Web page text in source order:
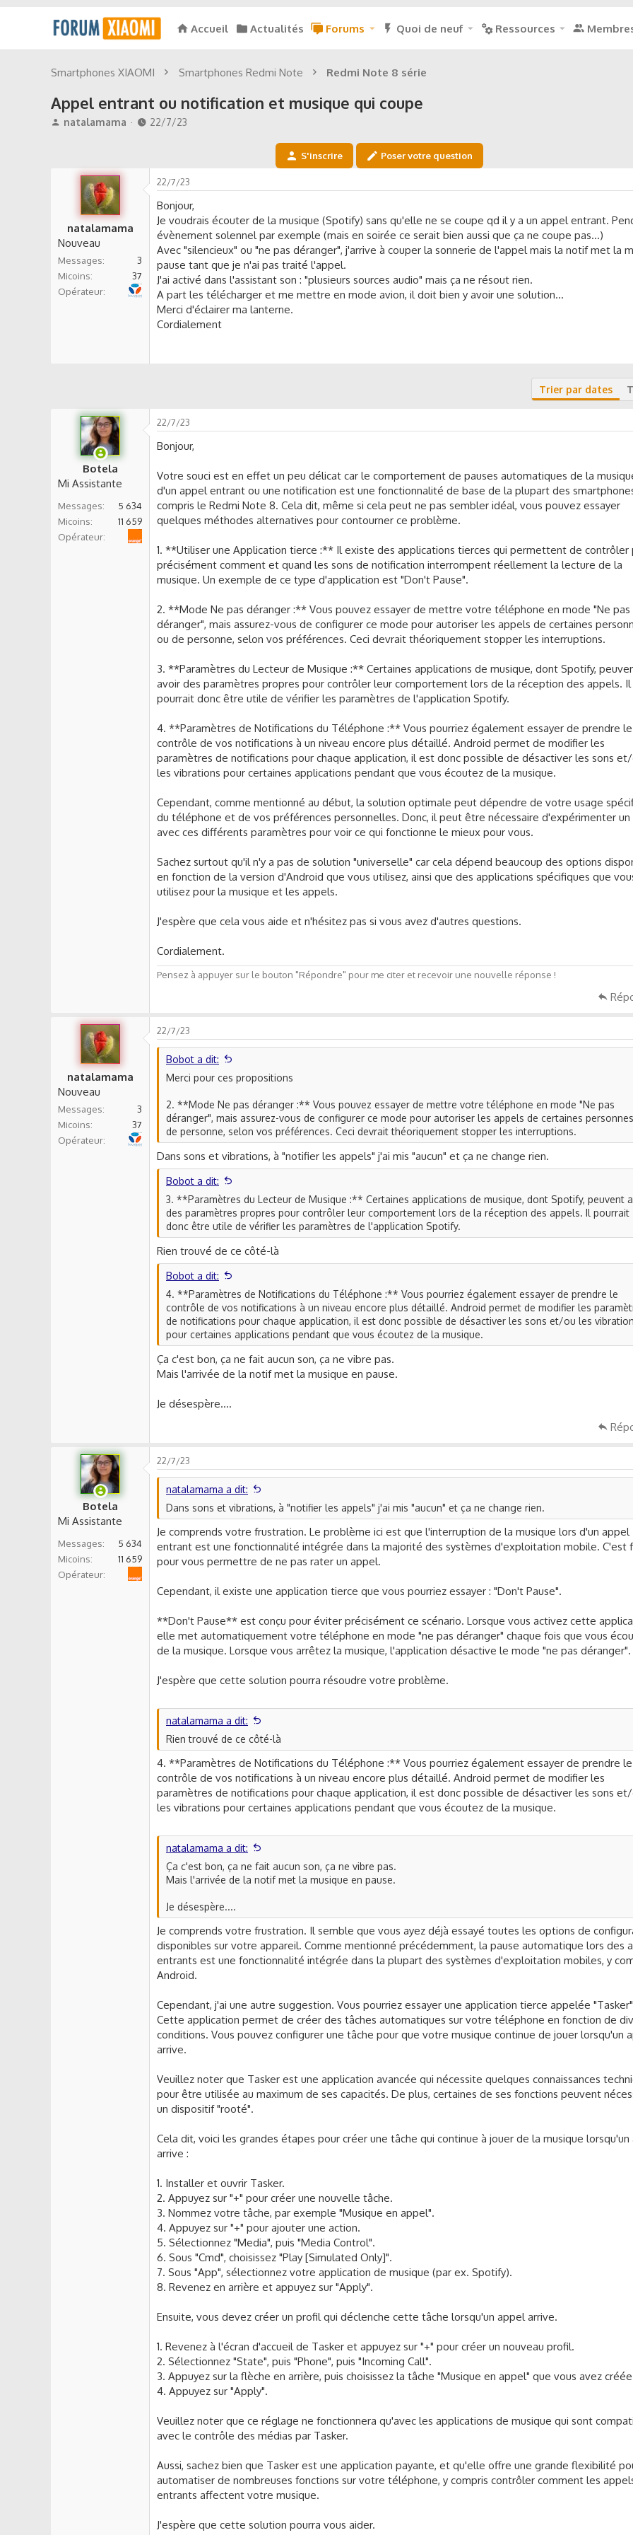
Accueil Actualités Forums Quoi de neuf Ressources
Smartphones XIAOMI Smartphones Redmi Note Redmi Note 8 série
Appel entrant ou notification et musique qui coupe
A
a
d
s
c
natalamama
D
22/7/23
S'inscrire Poser votre question
natalamama
Nouveau
Messages
3
Micoins
37
Opérateur
22/7/23
Bonjour,
Je voudrais écouter de la musique (Spotify) sans qu'elle ne se coupe qd il y a un appel entrant.
évènement solennel par exemple (mais en soirée ce serait bien aussi que ça ne coupe pas...)
Avec "silencieux" ou "ne pas déranger", j'arrive à couper la sonnerie de l'appel mais la notif met la
pause tant que je n'ai pas traité l'appel.
J'ai activé dans l'assistant son : "plusieurs sources audio" mais ça ne résout rien.
A part les télécharger et me mettre en mode avion, il doit bien y avoir une solution...
Merci d'éclairer ma lanterne.
Cordialement
Trier par dates
Botela
Mi Assistante
Messages
5 634
Micoins
11 659
Opérateur
22/7/23
Bonjour,
Votre souci est en effet un peu délicat car le comportement de pauses automatiques de la
d'un appel entrant ou une notification est une fonctionnalité de base de la plupart des
compris le Redmi Note 8. Cela dit, même si cela peut ne pas sembler idéal, vous pouvez essayer
quelques méthodes alternatives pour contourner ce problème.
1. **Utiliser une Application tierce :** Il existe des applications tierces qui permettent de contrôler
précisément comment et quand les sons de notification interrompent réellement la lecture de la
musique. Un exemple de ce type d'application est "Don't Pause".
2. **Mode Ne pas déranger :** Vous pouvez essayer de mettre votre téléphone en mode "Ne pas
déranger", mais assurez-vous de configurer ce mode pour autoriser les appels de certaines
ou de personne, selon vos préférences. Ceci devrait théoriquement stopper les interruptions.
3. **Paramètres du Lecteur de Musique :** Certaines applications de musique, dont Spotify,
avoir des paramètres propres pour contrôler leur comportement lors de la réception des appels. Il
pourrait donc être utile de vérifier les paramètres de l'application Spotify.
4. **Paramètres de Notifications du Téléphone :** Vous pourriez également essayer de prendre le
contrôle de vos notifications à un niveau encore plus détaillé. Android permet de modifier les
paramètres de notifications pour chaque application, il est donc possible de désactiver les sons
les vibrations pour certaines applications pendant que vous écoutez de la musique.
Cependant, comme mentionné au début, la solution optimale peut dépendre de votre usage
du téléphone et de vos préférences personnelles. Donc, il peut être nécessaire d'expérimenter un
avec ces différents paramètres pour voir ce qui fonctionne le mieux pour vous.
Sachez surtout qu'il n'y a pas de solution "universelle" car cela dépend beaucoup des options
en fonction de la version d'Android que vous utilisez, ainsi que des applications spécifiques que
utilisez pour la musique et les appels.
J'espère que cela vous aide et n'hésitez pas si vous avez d'autres questions.
Cordialement.
Pensez à appuyer sur le bouton "Répondre" pour me citer et recevoir une nouvelle réponse !
natalamama
Nouveau
Messages
3
Micoins
37
Opérateur
22/7/23
Bobot a dit:
Merci pour ces propositions
2. **Mode Ne pas déranger :** Vous pouvez essayer de mettre votre téléphone en mode "Ne pas
déranger", mais assurez-vous de configurer ce mode pour autoriser les appels de certaines
de personne, selon vos préférences. Ceci devrait théoriquement stopper les interruptions.
Dans sons et vibrations, à "notifier les appels" j'ai mis "aucun" et ça ne change rien.
Bobot a dit:
3. **Paramètres du Lecteur de Musique :** Certaines applications de musique, dont Spotify, peuvent
des paramètres propres pour contrôler leur comportement lors de la réception des appels. Il pourrait
donc être utile de vérifier les paramètres de l'application Spotify.
Rien trouvé de ce côté-là
Bobot a dit:
4. **Paramètres de Notifications du Téléphone :** Vous pourriez également essayer de prendre le
contrôle de vos notifications à un niveau encore plus détaillé. Android permet de modifier les
de notifications pour chaque application, il est donc possible de désactiver les sons et/ou les
pour certaines applications pendant que vous écoutez de la musique.
Ça c'est bon, ça ne fait aucun son, ça ne vibre pas.
Mais l'arrivée de la notif met la musique en pause.
Je désespère....
Botela
Mi Assistante
Messages
5 634
Micoins
11 659
Opérateur
22/7/23
natalamama a dit:
Dans sons et vibrations, à "notifier les appels" j'ai mis "aucun" et ça ne change rien.
Je comprends votre frustration. Le problème ici est que l'interruption de la musique lors d'un appel
entrant est une fonctionnalité intégrée dans la majorité des systèmes d'exploitation mobile. C'est
pour vous permettre de ne pas rater un appel.
Cependant, il existe une application tierce que vous pourriez essayer : "Don't Pause".
**Don't Pause** est conçu pour éviter précisément ce scénario. Lorsque vous activez cette
elle met automatiquement votre téléphone en mode "ne pas déranger" chaque fois que vous
de la musique. Lorsque vous arrêtez la musique, l'application désactive le mode "ne pas déranger".
J'espère que cette solution pourra résoudre votre problème.
natalamama a dit:
Rien trouvé de ce côté-là
4. **Paramètres de Notifications du Téléphone :** Vous pourriez également essayer de prendre le
contrôle de vos notifications à un niveau encore plus détaillé. Android permet de modifier les
paramètres de notifications pour chaque application, il est donc possible de désactiver les sons
les vibrations pour certaines applications pendant que vous écoutez de la musique.
natalamama a dit:
Ça c'est bon, ça ne fait aucun son, ça ne vibre pas.
Mais l'arrivée de la notif met la musique en pause.
Je désespère....
Je comprends votre frustration. Il semble que vous ayez déjà essayé toutes les options de
disponibles sur votre appareil. Comme mentionné précédemment, la pause automatique lors des
entrants est une fonctionnalité intégrée dans la plupart des systèmes d'exploitation mobiles, y
Android.
Cependant, j'ai une autre suggestion. Vous pourriez essayer une application tierce appelée
Cette application permet de créer des tâches automatiques sur votre téléphone en fonction de
conditions. Vous pouvez configurer une tâche pour que votre musique continue de jouer lorsqu'un
arrive.
Veuillez noter que Tasker est une application avancée qui nécessite quelques connaissances
pour être utilisée au maximum de ses capacités. De plus, certaines de ses fonctions peuvent
un dispositif "rooté".
Cela dit, voici les grandes étapes pour créer une tâche qui continue à jouer de la musique
arrive :
1. Installer et ouvrir Tasker.
2. Appuyez sur "+" pour créer une nouvelle tâche.
3. Nommez votre tâche, par exemple "Musique en appel".
4. Appuyez sur "+" pour ajouter une action.
5. Sélectionnez "Media", puis "Media Control".
6. Sous "Cmd", choisissez "Play [Simulated Only]".
7. Sous "App", sélectionnez votre application de musique (par ex. Spotify).
8. Revenez en arrière et appuyez sur "Apply".
Ensuite, vous devez créer un profil qui déclenche cette tâche lorsqu'un appel arrive.
1. Revenez à l'écran d'accueil de Tasker et appuyez sur "+" pour créer un nouveau profil.
2. Sélectionnez "State", puis "Phone", puis "Incoming Call".
3. Appuyez sur la flèche en arrière, puis choisissez la tâche "Musique en appel" que vous avez
4. Appuyez sur "Apply".
Veuillez noter que ce réglage ne fonctionnera qu'avec les applications de musique qui sont
avec le contrôle des médias par Tasker.
Aussi, sachez bien que Tasker est une application payante, et qu'elle offre une grande flexibilité
automatiser de nombreuses fonctions sur votre téléphone, y compris contrôler comment les
entrants affectent votre musique.
J'espère que cette solution pourra vous aider.